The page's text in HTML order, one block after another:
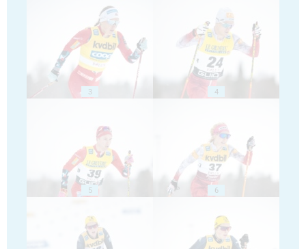
3 4
5 6